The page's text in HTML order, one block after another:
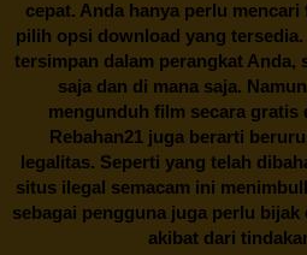
cepat. Anda hanya perlu
pilih opsi download yang
tersimpan dalam perangkat Anda,
saja dan di mana saja.
mengunduh film secara
Rebahan21 juga berarti
legalitas. Seperti yang telah
situs ilegal semacam ini
sebagai pengguna juga perlu
akibat dari